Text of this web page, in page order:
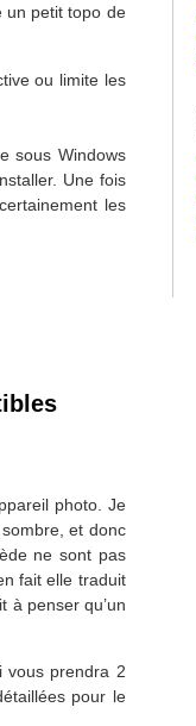
un petit topo de
ou limite les
sous Windows
Une fois
les
photo. Je
et donc
ne sont pas
fait elle traduit
à penser qu’un
vous prendra 2
pour le